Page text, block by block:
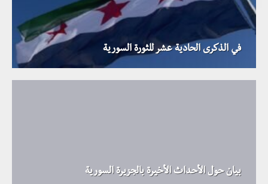
في الذكرى الحادية عشر للثورة السورية
بيان حول الأحداث الأخيرة بالجزيرة السورية